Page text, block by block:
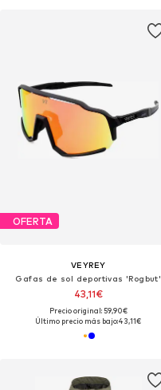
OFERTA
VEYREY
Gafas de sol deportivas 'Rogbut'
43,11€
Precio original: 59,90€
Último precio más bajo:43,11€